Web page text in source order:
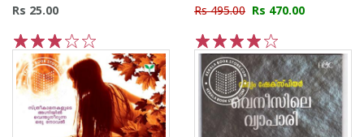
Rs 25.00
5
4
3
2
Rs 495.00 Rs 470.00
5
4
3
2
1